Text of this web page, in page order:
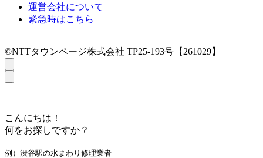
運営会社について
緊急時はこちら
©NTTタウンページ株式会社 TP25-193号【261029】
こんにちは！
何をお探しですか？
例）渋谷駅の水まわり修理業者